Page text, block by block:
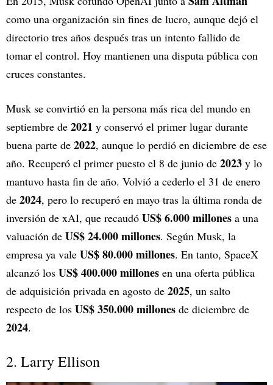
como una organización sin fines de lucro, aunque dejó el
directorio tres años después tras un intento fallido de
tomar el control. Hoy mantienen una disputa pública con
cruces constantes.
Musk se convirtió en la persona más rica del mundo en
septiembre de 2021 y conservó el primer lugar durante
buena parte de 2022, aunque lo perdió en diciembre de ese
año. Recuperó el primer puesto el 8 de junio de 2023 y lo
mantuvo hasta fin de año. Volvió a cederlo el 31 de enero
de 2024, pero lo recuperó en mayo tras la última ronda de
inversión de xAI, que recaudó US$ 6.000 millones a una
valuación de US$ 24.000 millones. Según Musk, la
empresa ya vale US$ 80.000 millones. En tanto, SpaceX
alcanzó los US$ 400.000 millones en una oferta pública
de adquisición privada en agosto de 2025, un salto
respecto de los US$ 350.000 millones de diciembre de
2024.
2. Larry Ellison